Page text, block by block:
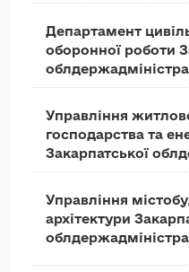
Департамент
оборонної роботи
Управління
господарства та
Закарпатської
Управління
архітектури